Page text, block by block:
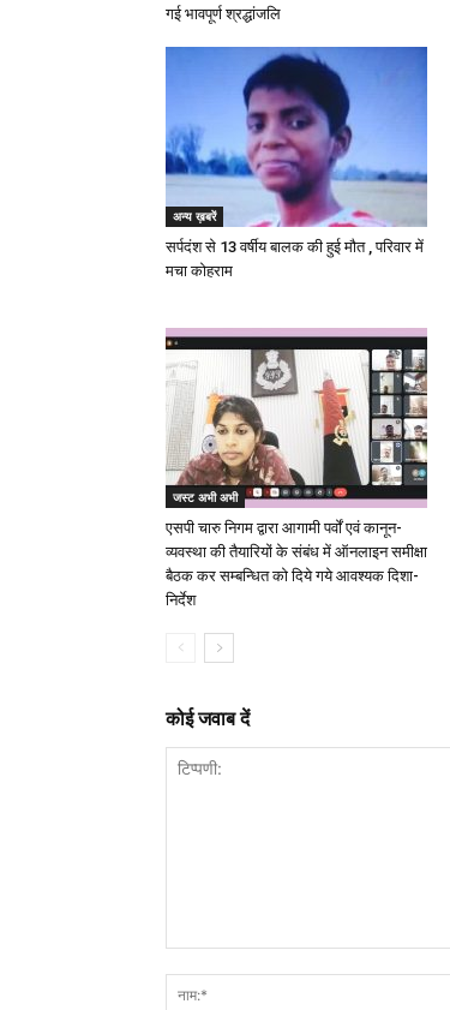
गई भावपूर्ण श्रद्धांजलि
अन्य ख़बरें
सर्पदंश से 13 वर्षीय बालक की हुई मौत , परिवार में
मचा कोहराम
जस्ट अभी अभी
एसपी चारु निगम द्वारा आगामी पर्वों एवं कानून-
व्यवस्था की तैयारियों के संबंध में ऑनलाइन समीक्षा
बैठक कर सम्बन्धित को दिये गये आवश्यक दिशा-
निर्देश
कोई जवाब दें